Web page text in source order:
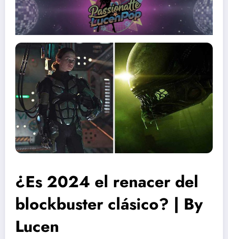
¿Es 2024 el renacer del
blockbuster clásico? | By
Lucen